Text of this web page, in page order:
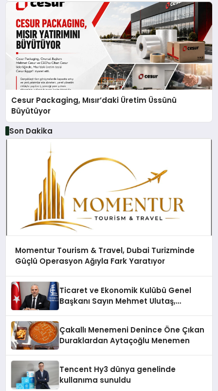
Cesur Packaging, Mısır’daki Üretim Üssünü
Büyütüyor
Son Dakika
Momentur Tourism & Travel, Dubai Turizminde
Güçlü Operasyon Ağıyla Fark Yaratıyor
Ticaret ve Ekonomik Kulübü Genel
Başkanı Sayın Mehmet Ulutaş,
Çakallı Menemeni Denince Öne Çıkan
Duraklardan Aytaçoğlu Menemen
Tencent Hy3 dünya genelinde
kullanıma sunuldu